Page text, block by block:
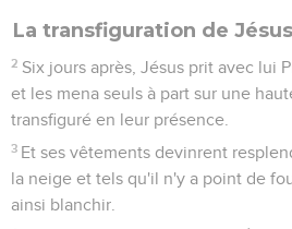
La transfiguration de Jésus
2 Six jours après, Jésus prit avec lui
et les mena seuls à part sur une
transfiguré en leur présence.
3 Et ses vêtements devinrent
la neige et tels qu'il n'y a point de
ainsi blanchir.